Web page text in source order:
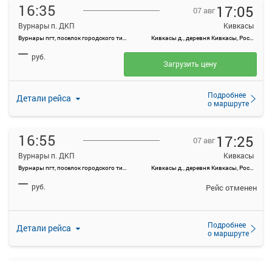
16:35
Вурнары п. ДКП
Вурнары пгт, поселок городского типа Вурнары, Россия
07 авг 17:05
Кивкасы
Кивкасы д., деревня Кивкасы, Россия
Детали рейса
Подробнее
о маршруте
— руб.
Загрузить цену
16:55
Вурнары п. ДКП
Вурнары пгт, поселок городского типа Вурнары, Россия
07 авг 17:25
Кивкасы
Кивкасы д., деревня Кивкасы, Россия
Детали рейса
Подробнее
о маршруте
— руб. Рейс отменен